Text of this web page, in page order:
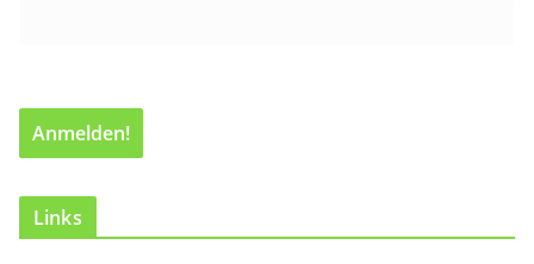
r
a
e
Links